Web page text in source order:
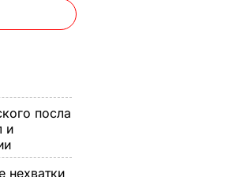
посла
и
нехватки